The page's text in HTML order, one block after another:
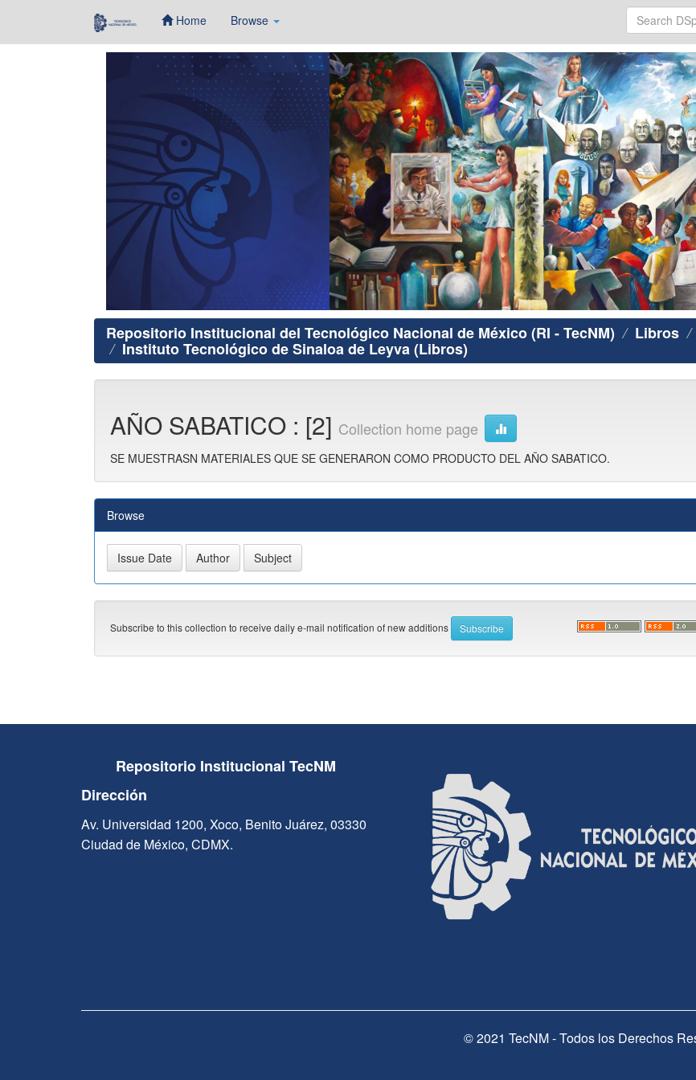
Home Browse
Repositorio Institucional del Tecnológico Nacional de México (RI - TecNM) Libros
Instituto Tecnológico de Sinaloa de Leyva (Libros)
AÑO SABATICO : [2] Collection home page
SE MUESTRASN MATERIALES QUE SE GENERARON COMO PRODUCTO DEL AÑO SABATICO.
Browse
Subscribe to this collection to receive daily e-mail notification of new additions
Repositorio Institucional TecNM
Dirección
Av. Universidad 1200, Xoco, Benito Juárez, 03330
Ciudad de México, CDMX.
© 2021 TecNM - Todos los Derechos